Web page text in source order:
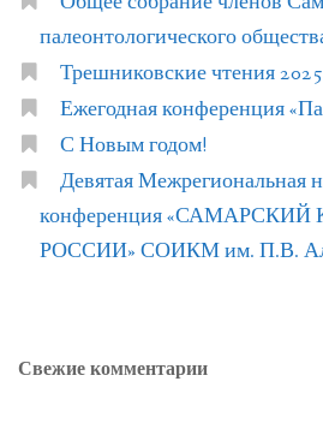
палеонтологического
Трешниковские чтения 2025
Ежегодная конференция
С Новым годом!
Девятая Межрегиональная
конференция
РОССИИ» СОИКМ им. П.В.
Свежие комментарии